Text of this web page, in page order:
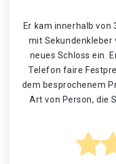
Er kam innerhalb von
mit Sekundenkleber
neues Schloss ein.
Telefon faire
dem besprochenem
Art von Person, die